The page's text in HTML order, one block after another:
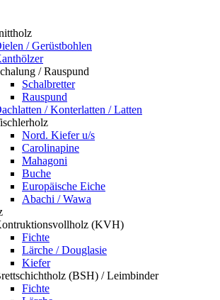
/ Gerüstbohlen
/ Rauspund
Schalbretter
Rauspund
/ Konterlatten / Latten
Nord. Kiefer u/s
Carolinapine
Mahagoni
Buche
Europäische Eiche
Abachi / Wawa
(KVH)
Fichte
Lärche / Douglasie
Kiefer
(BSH) / Leimbinder
Fichte